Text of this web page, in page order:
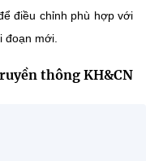
điều chỉnh phù hợp với
đoạn mới.
thông KH&CN